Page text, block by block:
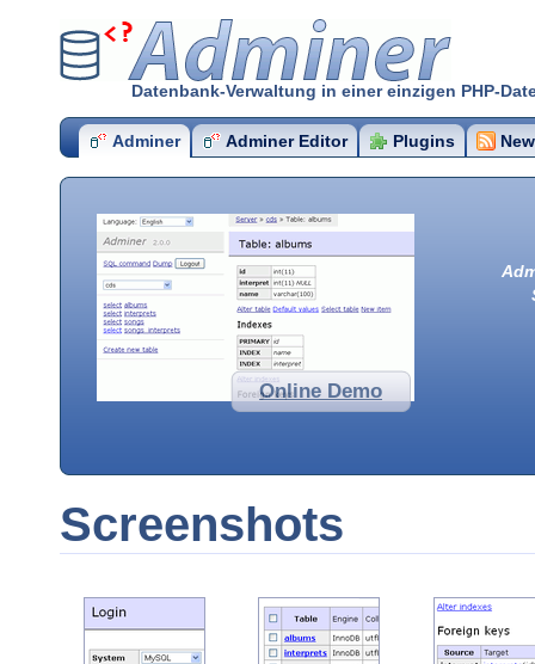
Adminer
Datenbank-Verwaltung in einer einzigen PHP-
Adminer Adminer Editor Plugins
Online Demo
Screenshots